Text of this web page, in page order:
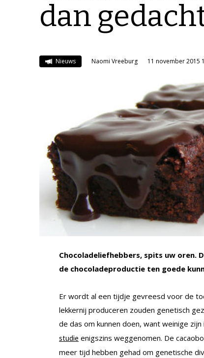
dan
Nieuws Naomi Vreeburg 11 november 2015
Chocoladeliefhebbers, spits uw oren.
de chocoladeproductie ten goede
Er wordt al een tijdje gevreesd voor de
lekkernij produceren zouden genetisch
de das om kunnen doen, want weinige
studie enigszins weggenomen. De
meer tijd hebben gehad om genetische